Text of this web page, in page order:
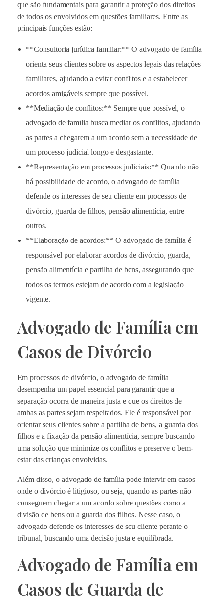
que são fundamentais para garantir a proteção dos direitos
de todos os envolvidos em questões familiares. Entre as
principais funções estão:
**Consultoria jurídica familiar:** O advogado de família
orienta seus clientes sobre os aspectos legais das relações
familiares, ajudando a evitar conflitos e a estabelecer
acordos amigáveis sempre que possível.
**Mediação de conflitos:** Sempre que possível, o
advogado de família busca mediar os conflitos, ajudando
as partes a chegarem a um acordo sem a necessidade de
um processo judicial longo e desgastante.
**Representação em processos judiciais:** Quando não
há possibilidade de acordo, o advogado de família
defende os interesses de seu cliente em processos de
divórcio, guarda de filhos, pensão alimentícia, entre
outros.
**Elaboração de acordos:** O advogado de família é
responsável por elaborar acordos de divórcio, guarda,
pensão alimentícia e partilha de bens, assegurando que
todos os termos estejam de acordo com a legislação
vigente.
Advogado de Família em
Casos de Divórcio
Em processos de divórcio, o advogado de família
desempenha um papel essencial para garantir que a
separação ocorra de maneira justa e que os direitos de
ambas as partes sejam respeitados. Ele é responsável por
orientar seus clientes sobre a partilha de bens, a guarda dos
filhos e a fixação da pensão alimentícia, sempre buscando
uma solução que minimize os conflitos e preserve o bem-
estar das crianças envolvidas.
Além disso, o advogado de família pode intervir em casos
onde o divórcio é litigioso, ou seja, quando as partes não
conseguem chegar a um acordo sobre questões como a
divisão de bens ou a guarda dos filhos. Nesse caso, o
advogado defende os interesses de seu cliente perante o
tribunal, buscando uma decisão justa e equilibrada.
Advogado de Família em
Casos de Guarda de